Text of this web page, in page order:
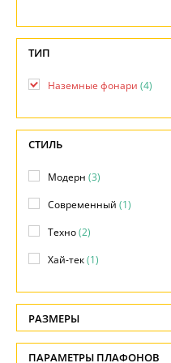
Дизайнерам
Бренды
ТИП
Наземные фонари (4)
СТИЛЬ
Модерн (3)
Современный (1)
Техно(2)
Хай-тек(1)
РАЗМЕРЫ
Высота, см
ПАРАМЕТРЫ ПЛАФОНОВ